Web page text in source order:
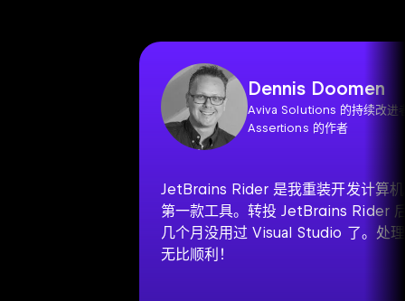
Dennis Doomen
Aviva Solutions 的持续改进
Assertions 的作者
JetBrains Rider 是我重装开发计算
第一款工具。转投 JetBrains Rider
几个月没用过 Visual Studio 了。处
无比顺利！